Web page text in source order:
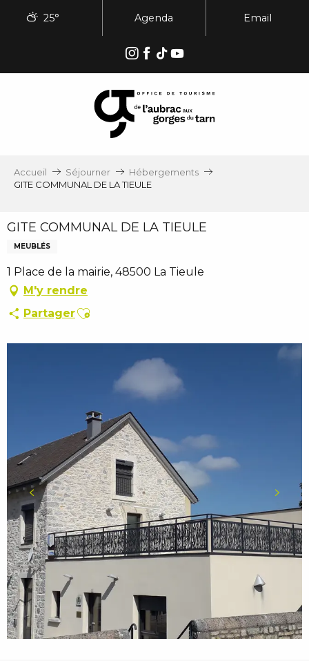
25° Agenda Email
Accueil Séjourner
Hébergements
GITE COMMUNAL DE LA TIEULE
GITE COMMUNAL DE LA TIEULE
MEUBLÉS
1 Place de la mairie, 48500 La Tieule
M'y rendre
PartagerAjouter aux favoris